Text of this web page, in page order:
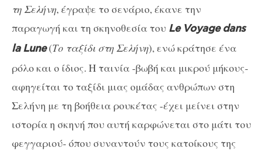
τη Σελήνη, έγραψε το σενάριο, έκανε την
παραγωγή και τη σκηνοθεσία του Le Voyage dans
la Lune (Το ταξίδι στη Σελήνη), ενώ κράτησε ένα
ρόλο και ο ίδιος. Η ταινία -βωβή και μικρού μήκους-
αφηγείται το ταξίδι μιας ομάδας ανθρώπων στη
Σελήνη με τη βοήθεια ρουκέτας -έχει μείνει στην
ιστορία η σκηνή που αυτή καρφώνεται στο μάτι του
φεγγαριού- όπου συναντούν τους κατοίκους της